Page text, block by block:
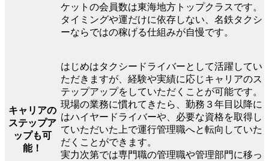
ケットの会員数は東海地方トップクラスです。
タイミングや運だけに依存しない、名鉄タクシ
ーならではの稼げる仕組みが自慢です。
キャリアの
ステップア
ップも可
能！
はじめはタクシードライバーとして活躍してい
ただきますが、経験や実績に応じキャリアのス
テップアップをしていただくことが可能です。
現場の業務に慣れてきたら、勤務３年目以降に
はハイヤードライバーや、必要な資格を取得し
ていただいた上で運行管理職へと転向していた
だくことができます。
実力次第では専門職の管理職や管理部門に移っ